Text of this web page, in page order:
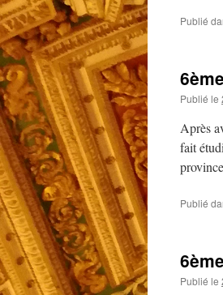
Publié
Publié le
Après
fait
Publié
Publié le